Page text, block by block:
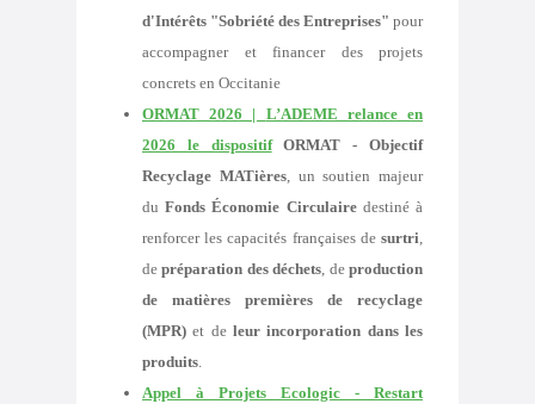
d'Intérêts "Sobriété des Entreprises" pour
accompagner et financer des projets
concrets en Occitanie
ORMAT 2026 | L’ADEME relance en
2026 le dispositif
ORMAT - Objectif
Recyclage MATières, un soutien majeur
duFonds Économie Circulairedestiné à
renforcer les capacités françaises de surtri,
depréparation des déchets, deproduction
de matières premières de recyclage
(MPR) et de leur incorporation dans les
produits.
Appel à Projets Ecologic - Restart